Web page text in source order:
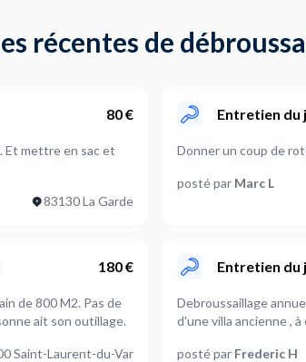
récentes de
80 €
Et mettre en sac et
83130 La Garde
Entretien du
Donner un coup de
posté par Marc L
180 €
de 800 M2. Pas de
ait son outillage.
Saint-Laurent-du-Var
Entretien du
Debroussaillage
posté par Frederic H